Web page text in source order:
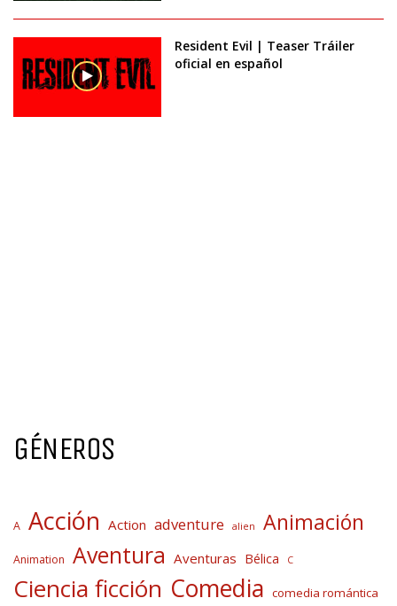
Resident Evil | Teaser Tráiler
oficial en español
GÉNEROS
A Acción Action adventure alien Animación
Animation Aventura Aventuras Bélica C
Ciencia ficción Comedia comedia romántica